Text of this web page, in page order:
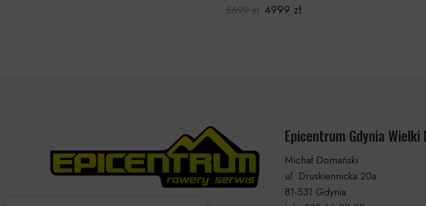
5699zł 4999 zł
Epicentrum Gdynia Wielki
Michał Domański
ul. Druskiennicka 20a
81-531 Gdynia